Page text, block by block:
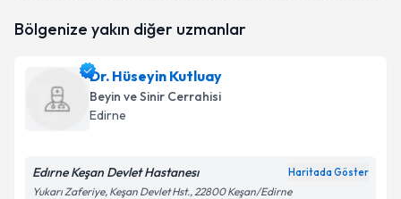
Bölgenize yakın diğer uzmanlar
Dr. Hüseyin Kutluay
Beyin ve Sinir Cerrahisi
Edirne
Edırne Keşan Devlet Hastanesı Haritada Göster
Yukarı Zaferiye, Keşan Devlet Hst., 22800 Keşan/Edirne